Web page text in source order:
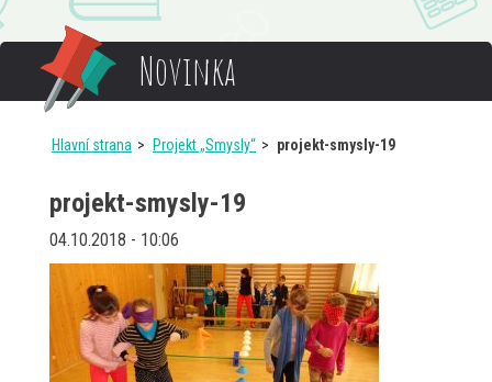
Novinka
Hlavní strana Projekt „Smysly“ projekt-smysly-19
projekt-smysly-19
04.10.2018 - 10:06